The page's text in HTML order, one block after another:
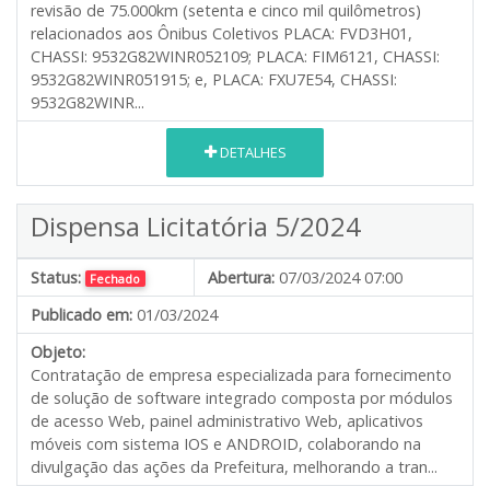
revisão de 75.000km (setenta e cinco mil quilômetros)
relacionados aos Ônibus Coletivos PLACA: FVD3H01,
CHASSI: 9532G82WINR052109; PLACA: FIM6121, CHASSI:
9532G82WINR051915; e, PLACA: FXU7E54, CHASSI:
9532G82WINR...
DETALHES
Dispensa Licitatória 5/2024
Status: Fechado Abertura: 07/03/2024 07:00
Publicado em: 01/03/2024
Objeto:
Contratação de empresa especializada para fornecimento
de solução de software integrado composta por módulos
de acesso Web, painel administrativo Web, aplicativos
móveis com sistema IOS e ANDROID, colaborando na
divulgação das ações da Prefeitura, melhorando a tran...